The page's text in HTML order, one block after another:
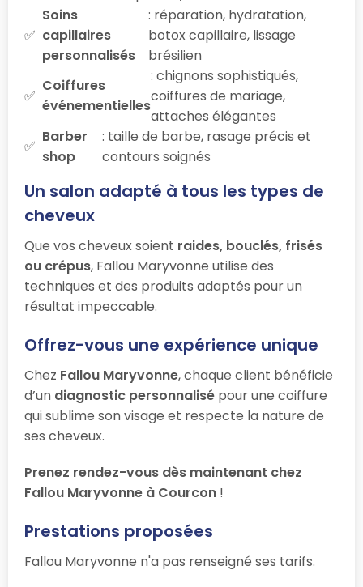
Soins
capillaires
personnalisés
: réparation, hydratation,
botox capillaire, lissage
brésilien
Coiffures
événementielles
: chignons sophistiqués,
coiffures de mariage,
attaches élégantes
Barber
shop
: taille de barbe, rasage précis et
contours soignés
Un salon adapté à tous les types de
cheveux
Que vos cheveux soient raides, bouclés, frisés
ou crépus, Fallou Maryvonne utilise des
techniques et des produits adaptés pour un
résultat impeccable.
Offrez-vous une expérience unique
Chez Fallou Maryvonne, chaque client bénéficie
d’un diagnostic personnalisé pour une coiffure
qui sublime son visage et respecte la nature de
ses cheveux.
Prenez rendez-vous dès maintenant chez
Fallou Maryvonne à Courcon !
Prestations proposées
Fallou Maryvonne n'a pas renseigné ses tarifs.